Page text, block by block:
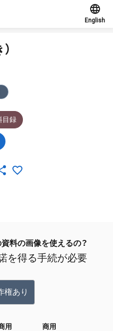
English
目録
料の画像を使えるの？
を得る手続が必要
権あり
用 商用